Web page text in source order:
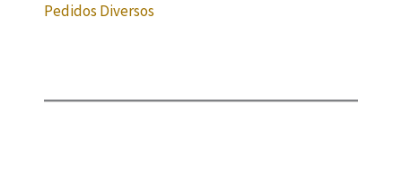
Pedidos Diversos